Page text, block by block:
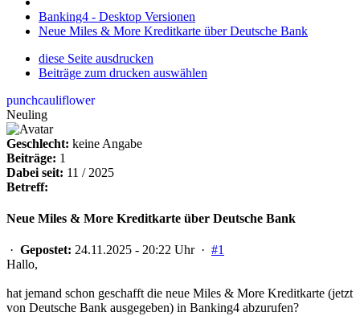
Banking4 - Desktop Versionen
Neue Miles & More Kreditkarte über Deutsche Bank
diese Seite ausdrucken
Beiträge zum drucken auswählen
punchcauliflower
Neuling
Geschlecht: keine Angabe
Beiträge: 1
Dabei seit: 11 / 2025
Betreff:
Neue Miles & More Kreditkarte über Deutsche Bank
· Gepostet: 24.11.2025 - 20:22 Uhr · #1
Hallo,
hat jemand schon geschafft die neue Miles & More Kreditkarte (jetzt
von Deutsche Bank ausgegeben) in Banking4 abzurufen?